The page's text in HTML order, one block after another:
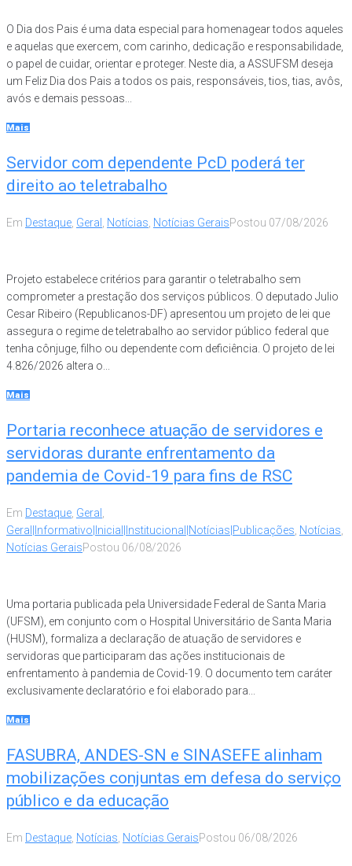
O Dia dos Pais é uma data especial para homenagear todos aqueles
e aquelas que exercem, com carinho, dedicação e responsabilidade,
o papel de cuidar, orientar e proteger. Neste dia, a ASSUFSM deseja
um Feliz Dia dos Pais a todos os pais, responsáveis, tios, tias, avôs,
avós e demais pessoas...
Mais
Servidor com dependente PcD poderá ter
direito ao teletrabalho
Em Destaque, Geral , Notícias, Notícias GeraisPostou 07/08/2026
Projeto estabelece critérios para garantir o teletrabalho sem
comprometer a prestação dos serviços públicos. O deputado Julio
Cesar Ribeiro (Republicanos-DF) apresentou um projeto de lei que
assegura o regime de teletrabalho ao servidor público federal que
tenha cônjuge, filho ou dependente com deficiência. O projeto de lei
4.826/2026 altera o...
Mais
Portaria reconhece atuação de servidores e
servidoras durante enfrentamento da
pandemia de Covid-19 para fins de RSC
Em Destaque, Geral ,
Geral|Informativo|Inicial|Institucional|Notícias|Publicações, Notícias,
Notícias GeraisPostou 06/08/2026
Uma portaria publicada pela Universidade Federal de Santa Maria
(UFSM), em conjunto com o Hospital Universitário de Santa Maria
(HUSM), formaliza a declaração de atuação de servidores e
servidoras que participaram das ações institucionais de
enfrentamento à pandemia de Covid-19. O documento tem caráter
exclusivamente declaratório e foi elaborado para...
Mais
FASUBRA, ANDES-SN e SINASEFE alinham
mobilizações conjuntas em defesa do serviço
público e da educação
Em Destaque, Notícias, Notícias GeraisPostou 06/08/2026